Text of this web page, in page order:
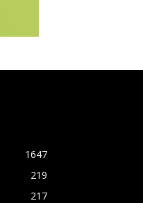
1647
219
217